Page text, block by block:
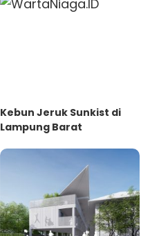
Kebun Jeruk Sunkist di
Lampung Barat